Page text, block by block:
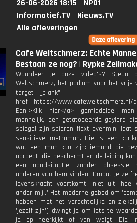
26-06-2026 18:15
NPO1
Informatief.TV
Nieuws.TV
Alle afleveringen
Cafe Weltschmerz: Echte
Bestaan ze nog? | Rypke
Waardeer je onze video's? Steun
Weltschmerz, het podium voor het vrije
target="_blank"
href="https://www.cafeweltschmerz.nl/
Een">Klik hier</a> gemiddelde
mannelijk, een getatoeëerde gaylord
spiegel zijn spieren flext evenmin, laat
sensitieve metroman. Die is een
wat een man kan zijn: iemand die
oproept, die beschermt en de leiding
een noodsituatie, zonder
anderen van hem vinden. Omdat je
levenskracht voortkomt, niet uit 'hoe
ander mij'.' Het moderne gebod om
hebben met het verachtelijke en
'jezelf zijn') dwingt je om iets te
je op neerkijkt of van walgt. Die